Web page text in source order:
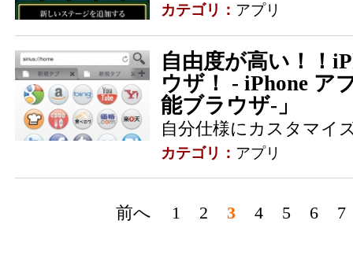
カテゴリ： アプリ
自由度が高い！！
ウザ！ - iPhone ア
能ブラウザ-」
自分仕様にカスタマイ
カテゴリ： アプリ
前へ 1 2 3 4 5 6 7